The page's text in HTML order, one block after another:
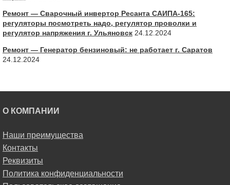
Ремонт — Сварочный инвертор Ресанта САИПА-165:
регуляторы посмотреть надо, регулятор проволки и
регулятор напряжения г. Ульяновск 24.12.2024
Ремонт — Генератор бензиновый: не работает г. Саратов
24.12.2024
О КОМПАНИИ
Наши преимущества
Контакты
Реквизиты
Политика конфиденциальности